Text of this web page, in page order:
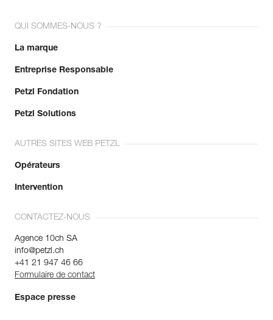
QUI SOMMES-NOUS ?
La marque
Entreprise Responsable
Petzl Fondation
Petzl Solutions
AUTRES SITES WEB PETZL
Opérateurs
Intervention
CONTACTEZ-NOUS
Agence 10ch SA
info@petzl.ch
+41 21 947 46 66
Formulaire de contact
Espace presse